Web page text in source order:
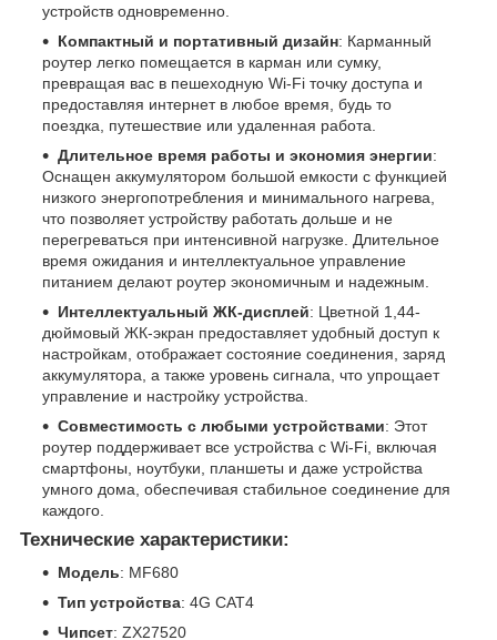
устройств одновременно.
Компактный и портативный дизайн: Карманный
роутер легко помещается в карман или сумку,
превращая вас в пешеходную Wi-Fi точку доступа и
предоставляя интернет в любое время, будь то
поездка, путешествие или удаленная работа.
Длительное время работы и экономия энергии:
Оснащен аккумулятором большой емкости с функцией
низкого энергопотребления и минимального нагрева,
что позволяет устройству работать дольше и не
перегреваться при интенсивной нагрузке. Длительное
время ожидания и интеллектуальное управление
питанием делают роутер экономичным и надежным.
Интеллектуальный ЖК-дисплей: Цветной 1,44-
дюймовый ЖК-экран предоставляет удобный доступ к
настройкам, отображает состояние соединения, заряд
аккумулятора, а также уровень сигнала, что упрощает
управление и настройку устройства.
Совместимость с любыми устройствами: Этот
роутер поддерживает все устройства с Wi-Fi, включая
смартфоны, ноутбуки, планшеты и даже устройства
умного дома, обеспечивая стабильное соединение для
каждого.
Технические характеристики:
Модель: MF680
Тип устройства: 4G CAT4
Чипсет: ZX27520